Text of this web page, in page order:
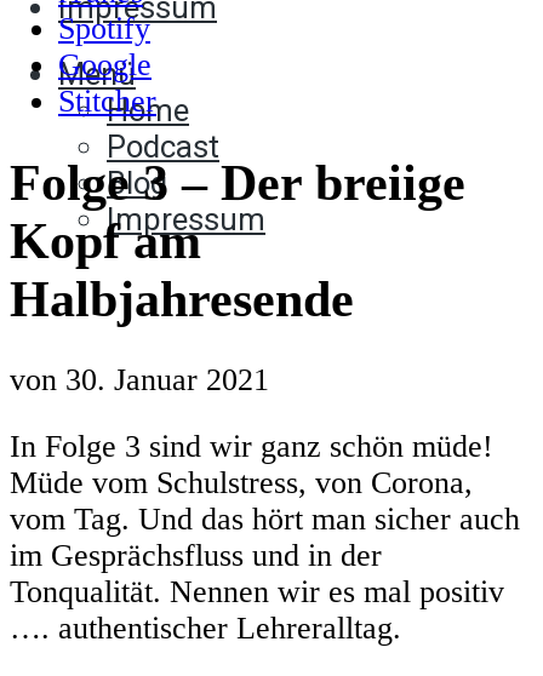
Menü
Home
Podcast
Blog
Impressum
Spotify
Google
Stitcher
Folge 3 – Der breiige
Kopf am
Halbjahresende
von 30. Januar 2021
In Folge 3 sind wir ganz schön müde!
Müde vom Schulstress, von Corona,
vom Tag. Und das hört man sicher auch
im Gesprächsfluss und in der
Tonqualität. Nennen wir es mal positiv
…. authentischer Lehreralltag.